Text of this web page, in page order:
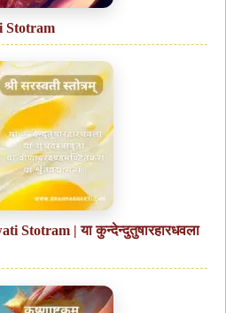
Stotram
Stotram | या कुन्देन्दुतुषारहारधवला